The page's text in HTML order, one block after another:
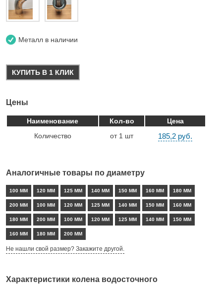
Металл в наличии
КУПИТЬ В 1 КЛИК
Цены
Наименование Кол-во
Цена
Количество
от 1 шт 185,2 руб.
Аналогичные товары по диаметру
100 ММ 120 ММ 125 ММ 140 ММ 150 ММ 160 ММ 180 ММ
200 ММ 100 ММ 120 ММ 125 ММ 140 ММ 150 ММ 160 ММ
180 ММ 200 ММ 100 ММ 120 ММ 125 ММ 140 ММ 150 ММ
160 ММ 180 ММ 200 ММ
Не нашли свой размер? Закажите другой.
Характеристики колена водосточного